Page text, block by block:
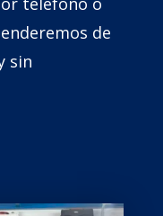
de
sin